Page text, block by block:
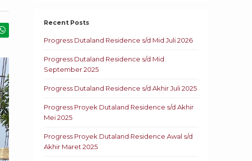
Recent Posts
Progress Dutaland Residence s/d Mid Juli 2026
Progress Dutaland Residence s/d Mid
September 2025
Progress Dutaland Residence s/d Akhir Juli 2025
Progress Proyek Dutaland Residence s/d Akhir
Mei 2025
Progress Proyek Dutaland Residence Awal s/d
Akhir Maret 2025